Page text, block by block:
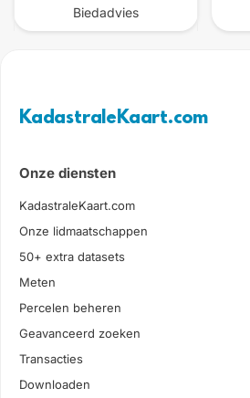
Biedadvies
KadastraleKaart.com
Onze diensten
KadastraleKaart.com
Onze lidmaatschappen
50+ extra datasets
Meten
Percelen beheren
Geavanceerd zoeken
Transacties
Downloaden